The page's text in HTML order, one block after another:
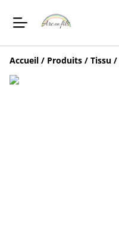
Accueil / Produits / Tissu /